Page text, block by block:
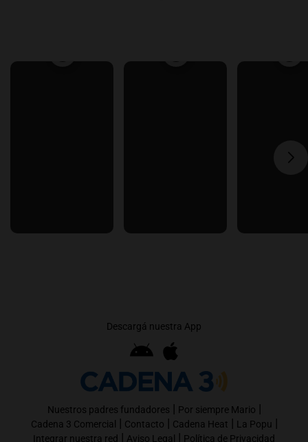
Descargá nuestra App
Nuestros padres fundadores | Por siempre Mario |
Cadena 3 Comercial | Contacto | Cadena Heat | La Popu |
Integrar nuestra red | Aviso Legal | Política de Privacidad